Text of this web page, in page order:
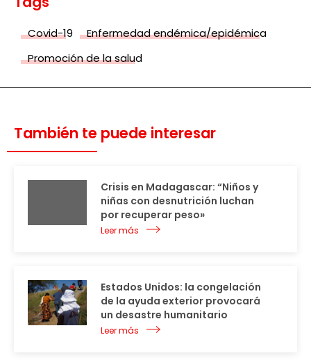
Covid-19
Enfermedad endémica/epidémica
Promoción de la salud
También te puede interesar
Crisis en Madagascar: “Niños y
niñas con desnutrición luchan
por recuperar peso»
Leer más
Estados Unidos: la congelación
de la ayuda exterior provocará
un desastre humanitario
Leer más